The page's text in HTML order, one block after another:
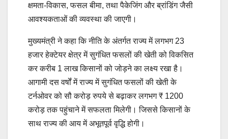
क्षमता-विकास, फसल बीमा, तथा पैकेजिंग और ब्रांडिंग जैसी
आवश्यकताओं की व्यवस्था की जाएगी।
मुख्यमंत्री ने कहा कि नीति के अंतर्गत राज्य में लगभग 23
हजार हेक्टेयर क्षेत्र में सुगंधित फसलों की खेती को विकसित
कर करीब 1 लाख किसानों को जोड़ने का लक्ष्य रखा है।
आगामी दस वर्षों में राज्य में सुगंधित फसलों की खेती के
टर्नओवर को सौ करोड़ रुपये से बढ़ाकर लगभग ₹ 1200
करोड़ तक पहुंचाने में सफलता मिलेगी। जिससे किसानों के
साथ राज्य की आय में अभूतपूर्व वृद्धि होगी।